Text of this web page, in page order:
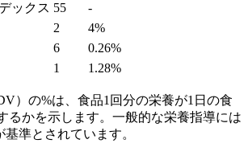
ックス 55
-
2
4%
6
0.26%
1 1.28%
）の%は、食品1回分の栄養が1日の食
るかを示します。一般的な栄養指導には
基準とされています。